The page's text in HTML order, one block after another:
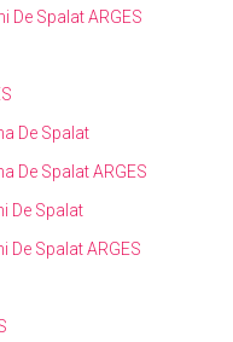
De Spalat ARGES
De Spalat
De Spalat ARGES
De Spalat
De Spalat ARGES